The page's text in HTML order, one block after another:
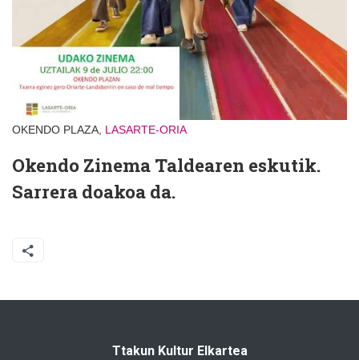
OKENDO PLAZA, LASARTE-ORIA
Okendo Zinema Taldearen eskutik.
Sarrera doakoa da.
Ttakun Kultur Elkartea